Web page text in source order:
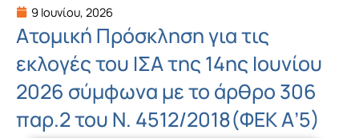
9 Ιουνίου, 2026
Ατομική Πρόσκληση για τις
εκλογές του ΙΣΑ της 14ης Ιουνίου
2026 σύμφωνα με το άρθρο 306
παρ.2 του Ν. 4512/2018(ΦΕΚ Α’5)